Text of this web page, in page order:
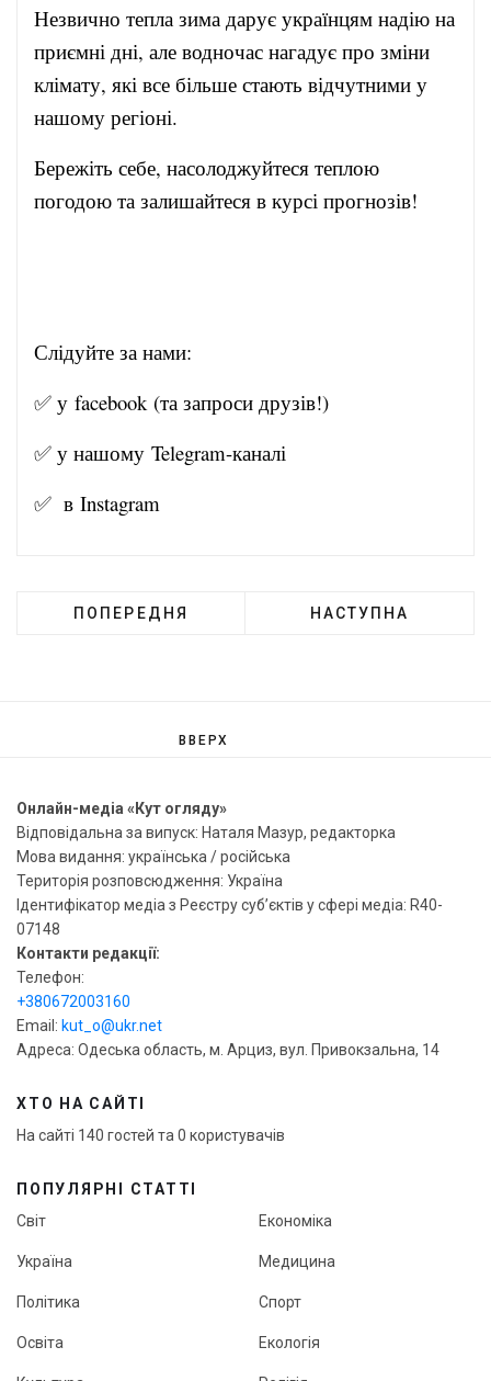
Незвично тепла зима дарує українцям надію на
приємні дні, але водночас нагадує про зміни
клімату, які все більше стають відчутними у
нашому регіоні.
Бережіть себе, насолоджуйтеся теплою
погодою та залишайтеся в курсі прогнозів!
Слідуйте за нами:
✅ у facebook(та запроси друзів!)
✅ у нашому Telegram-каналі
✅ в Instagram
ПОПЕРЕДНЯ НАСТУПНА
ВВЕРХ
Онлайн-медіа «Кут огляду»
Відповідальна за випуск: Наталя Мазур, редакторка
Мова видання: українська / російська
Територія розповсюдження: Україна
Ідентифікатор медіа з Реєстру суб’єктів у сфері медіа: R40-
07148
Контакти редакції:
Телефон:
+380672003160
Email: kut_o@ukr.net
Адреса: Одеська область, м. Арциз, вул. Привокзальна, 14
ХТО НА САЙТІ
На сайті 140 гостей та 0 користувачів
ПОПУЛЯРНІ СТАТТІ
Світ
Україна
Політика
Освіта
Економіка
Медицина
Спорт
Екологія